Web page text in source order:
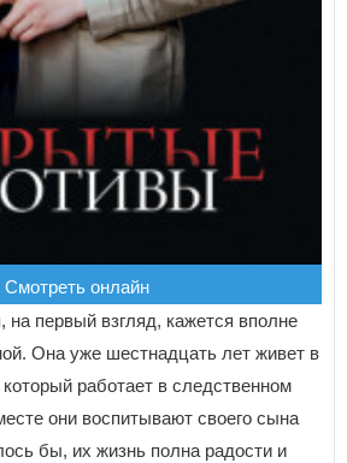
Смотреть онлайн
на первый взгляд, кажется вполне
Она уже шестнадцать лет живет в
работает в следственном
они воспитывают своего сына
бы, их жизнь полна радости и